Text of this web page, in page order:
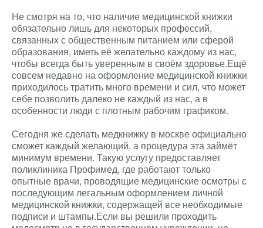
Не смотря на то, что наличие медицинской книжки
обязательно лишь для некоторых профессий,
связанных с общественным питанием или сферой
образования, иметь её желательно каждому из нас,
чтобы всегда быть уверенным в своём здоровье.Ещё
совсем недавно на оформление медицинской книжки
приходилось тратить много времени и сил, что может
себе позволить далеко не каждый из нас, а в
особенности люди с плотным рабочим графиком.
Сегодня же сделать медкнижку в москве официально
сможет каждый желающий, а процедура эта займёт
минимум времени. Такую услугу предоставляет
поликлиника Профимед, где работают только
опытные врачи, проводящие медицинские осмотры с
последующим легальным оформлением личной
медицинской книжки, содержащей все необходимые
подписи и штампы.Если вы решили проходить